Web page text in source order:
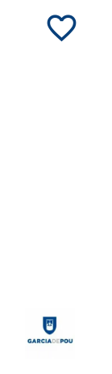
favorite_border